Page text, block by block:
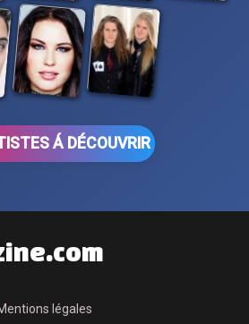
Á DÉCOUVRIR
légales